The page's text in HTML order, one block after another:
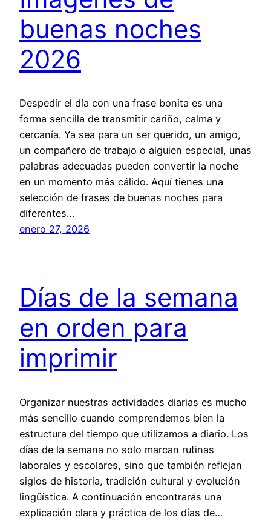
buenas noches
2026
Despedir el día con una frase bonita es una
forma sencilla de transmitir cariño, calma y
cercanía. Ya sea para un ser querido, un amigo,
un compañero de trabajo o alguien especial, unas
palabras adecuadas pueden convertir la noche
en un momento más cálido. Aquí tienes una
selección de frases de buenas noches para
diferentes…
enero 27, 2026
Días de la semana
en orden para
imprimir
Organizar nuestras actividades diarias es mucho
más sencillo cuando comprendemos bien la
estructura del tiempo que utilizamos a diario. Los
días de la semana no solo marcan rutinas
laborales y escolares, sino que también reflejan
siglos de historia, tradición cultural y evolución
lingüística. A continuación encontrarás una
explicación clara y práctica de los días de…